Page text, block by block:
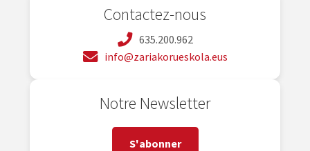
Contactez-nous
635.200.962
info@zariakorueskola.eus
Notre Newsletter
S'abonner